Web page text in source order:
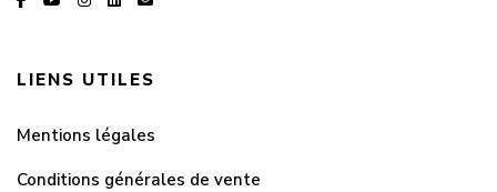
LIENS UTILES
Mentions légales
Conditions générales de vente